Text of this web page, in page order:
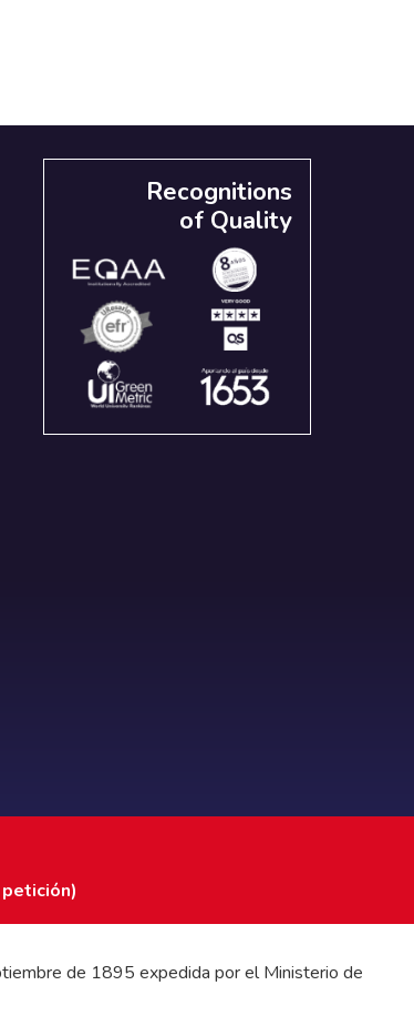
Recognitions
of Quality
de 1895 expedida por el Ministerio de